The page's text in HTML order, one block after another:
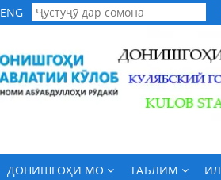
ENG
ДОНИШГОҲИ МО ТАЪЛИМ